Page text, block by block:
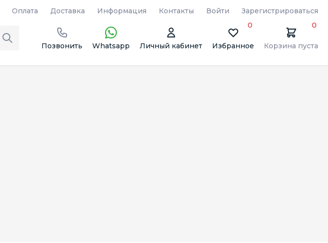
Оплата Доставка Информация Контакты Войти Зарегистрироваться
Позвонить Whatsapp Личный кабинет Избранное
0
Корзина пуста
0